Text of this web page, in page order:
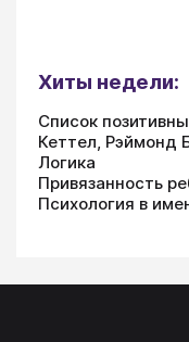
Хиты недели:
Список
Кеттел, Рэймонд
Логика
Привязанность
Психология в